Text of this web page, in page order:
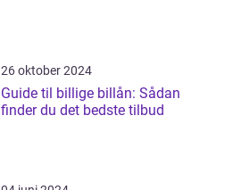
26 oktober 2024
Guide til billige billån: Sådan
finder du det bedste tilbud